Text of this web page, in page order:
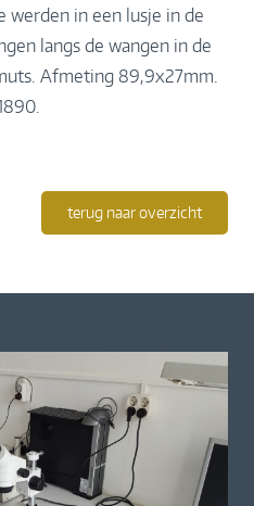
werden in een lusje in de
langs de wangen in de
Afmeting 89,9x27mm.
terug naar overzicht